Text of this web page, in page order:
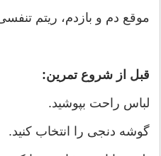
موقع دم و بازدم، ریتم
قبل از شروع تمرین:
لباس راحت بپوشید.
گوشه دنجی را انتخاب کنید.